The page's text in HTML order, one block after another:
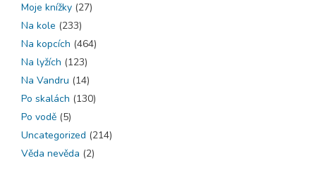
Moje knížky (27)
Na kole (233)
Na kopcích (464)
Na lyžích (123)
Na Vandru (14)
Po skalách (130)
Po vodě (5)
Uncategorized (214)
Věda nevěda (2)